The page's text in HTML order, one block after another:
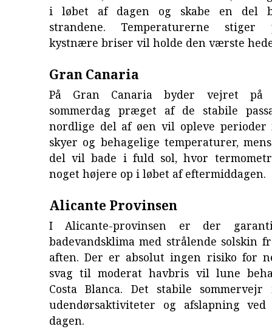
i løbet af dagen og skabe en del
strandene. Temperaturerne
kystnære briser vil holde den værste
Gran Canaria
På Gran Canaria byder vejret på
sommerdag præget af de stabile
nordlige del af øen vil opleve perioder
skyer og behagelige temperaturer,
del vil bade i fuld sol, hvor
noget højere op i løbet af eftermiddagen.
Alicante Provinsen
I Alicante-provinsen er der
badevandsklima med strålende solskin
aften. Der er absolut ingen risiko for
svag til moderat havbris vil lune
Costa Blanca. Det stabile
udendørsaktiviteter og afslapning
dagen.